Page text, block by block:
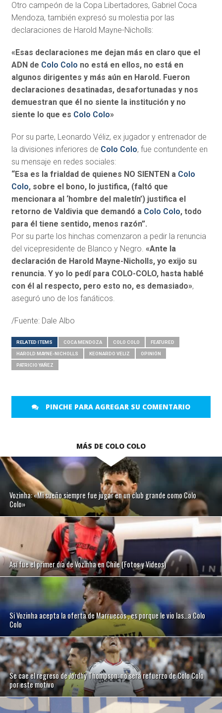
Otro campeón de la Copa Libertadores, Gabriel Coca
Mendoza, también expresó su molestia por las
declaraciones de Harold Mayne-Nicholls:
«Esas declaraciones me dejan más en claro que el
ADN de Colo Colo no está en ellos, no está en
algunos dirigentes y más aún en Harold. Fueron
declaraciones desatinadas, desafortunadas y nos
demuestran que él no siente la institución y no
siente lo que es Colo Colo»
Por su parte, Leonardo Véliz, ex jugador y entrenador de
la divisiones inferiores de Colo Colo, fue contundente en
su mensaje en redes sociales:
“Esa es la frialdad de quienes NO SIENTEN a Colo
Colo, sobre el bono, lo justifica, (faltó que
mencionara al ‘hombre del maletín’) justifica el
retorno de Valdivia que demandó a Colo Colo, todo
para él tiene sentido, menos razón”.
Por su parte los hinchas comenzaron a pedir la renuncia
del vicepresidente de Blanco y Negro. «Ante la
declaración de Harold Mayne-Nicholls, yo exijo su
renuncia. Y yo lo pedí para COLO-COLO, hasta hablé
con él al respecto, pero esto no, es demasiado»,
aseguró uno de los fanáticos.
/Fuente: Dale Albo
RELATED ITEMS COCA MENDOZA COLO COLO FEATURED
HAROLD MAYNE-NICHOLLS KEONARDO VELIZ OPINIÓN
PATRICIO YAÑEZ
PINCHE PARA AGREGAR SU COMENTARIO
MÁS DE COLO COLO
Vozinha: «Mi sueño siempre fue jugar en un club grande como Colo
Colo»
Así fue el primer día de Vozinha en Chile (Fotos y Videos)
Si Vozinha acepta la oferta de Marruecos , es porque le vio las…a Colo
Colo
Se cae el regreso de Jordhy Thompson: no será refuerzo de Colo Colo
por este motivo